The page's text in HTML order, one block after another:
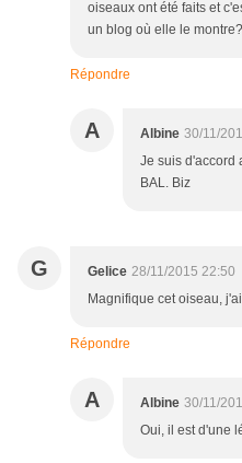
oiseaux ont été faits et
un blog où elle le
Répondre
A Albine 30/11/
Je suis d'accord
BAL. Biz
G Gelice 28/11/2015 22:50
Magnifique cet oiseau,
Répondre
A Albine 30/11/
Oui, il est d'une